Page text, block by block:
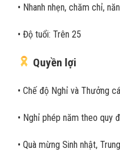
• Nhanh nhẹn, chăm chỉ,
• Độ tuổi: Trên 25
Quyền lợi
• Chế độ Nghỉ và Thưởng
• Nghỉ phép năm theo quy
• Quà mừng Sinh nhật,